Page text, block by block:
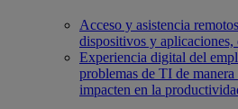
Acceso y asistencia remotos
dispositivos y aplicaciones,
Experiencia digital del
problemas de TI de
impacten en la